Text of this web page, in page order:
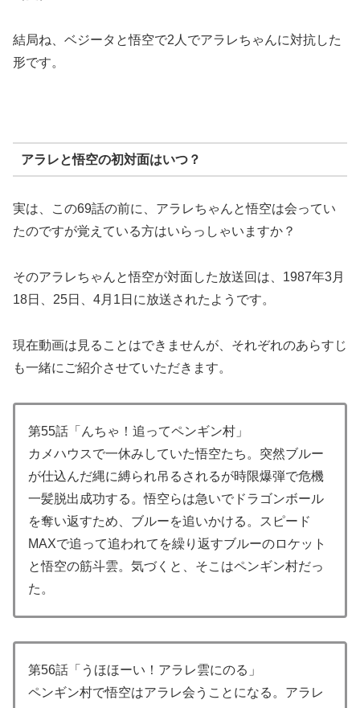
結局ね、ベジータと悟空で2人でアラレちゃんに対抗した
形です。
アラレと悟空の初対面はいつ？
実は、この69話の前に、アラレちゃんと悟空は会ってい
たのですが覚えている方はいらっしゃいますか？
そのアラレちゃんと悟空が対面した放送回は、1987年3月
18日、25日、4月1日に放送されたようです。
現在動画は見ることはできませんが、それぞれのあらすじ
も一緒にご紹介させていただきます。
第55話「んちゃ！追ってペンギン村」
カメハウスで一休みしていた悟空たち。突然ブルー
が仕込んだ縄に縛られ吊るされるが時限爆弾で危機
一髪脱出成功する。悟空らは急いでドラゴンボール
を奪い返すため、ブルーを追いかける。スピード
MAXで追って追われてを繰り返すブルーのロケット
と悟空の筋斗雲。気づくと、そこはペンギン村だっ
た。
第56話「うほほーい！アラレ雲にのる」
ペンギン村で悟空はアラレ会うことになる。アラレ